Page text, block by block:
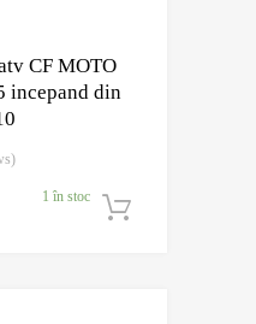
CF MOTO
incepand din
1 în stoc